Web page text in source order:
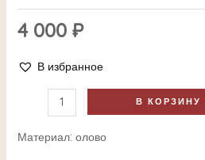
4 000 ₽
В избранное
В КОРЗИНУ
Материал: олово